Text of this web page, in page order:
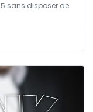
sans disposer de